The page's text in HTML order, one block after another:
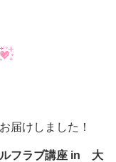
届けしました！
ルフラブ講座 in 大